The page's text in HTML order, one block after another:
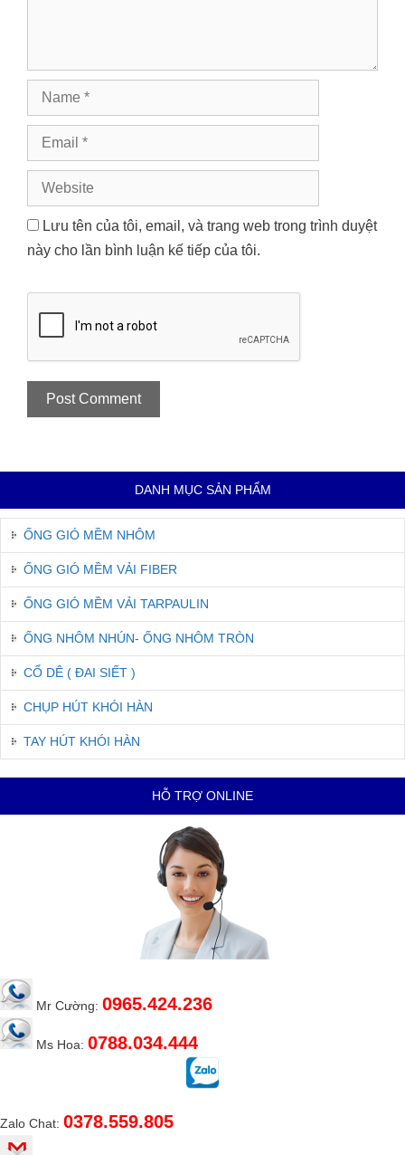
Name
Email
Website
Lưu tên của tôi, email, và trang web trong trình duyệt
này cho lần bình luận kế tiếp của tôi.
DANH MỤC SẢN PHẨM
ỐNG GIÓ MỀM NHÔM
ỐNG GIÓ MỀM VẢI FIBER
ỐNG GIÓ MỀM VẢI TARPAULIN
ỐNG NHÔM NHÚN- ỐNG NHÔM TRÒN
CỔ DÊ ( ĐAI SIẾT )
CHỤP HÚT KHÓI HÀN
TAY HÚT KHÓI HÀN
HỖ TRỢ ONLINE
Mr Cường: 0965.424.236
Ms Hoa: 0788.034.444
Zalo Chat: 0378.559.805